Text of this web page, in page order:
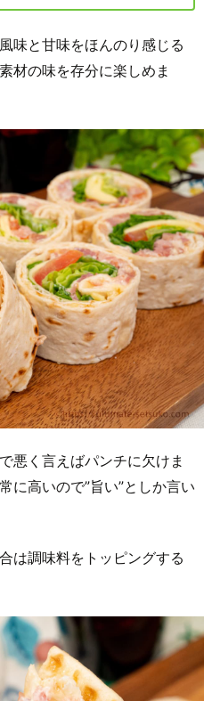
味と甘味をほんのり感じる
材の味を存分に楽しめま
悪く言えばパンチに欠けま
に高いので”旨い”としか言い
は調味料をトッピングする